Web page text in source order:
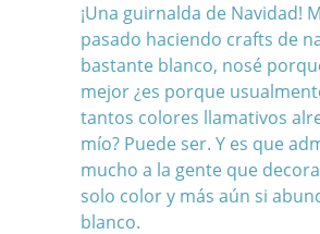
¡Una guirnalda de Navidad!
pasado haciendo crafts de
bastante blanco, nosé
mejor ¿es porque
tantos colores llamativos
mío? Puede ser. Y es que
mucho a la gente que
solo color y más aún si
blanco.